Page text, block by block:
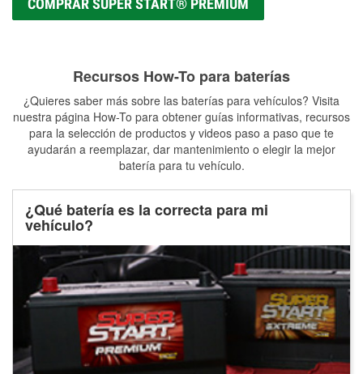
COMPRAR SUPER START® PREMIUM
Recursos How-To para baterías
¿Quieres saber más sobre las baterías para vehículos? Visita
nuestra página How-To para obtener guías informativas, recursos
para la selección de productos y videos paso a paso que te
ayudarán a reemplazar, dar mantenimiento o elegir la mejor
batería para tu vehículo.
¿Qué batería es la correcta para mi
vehículo?